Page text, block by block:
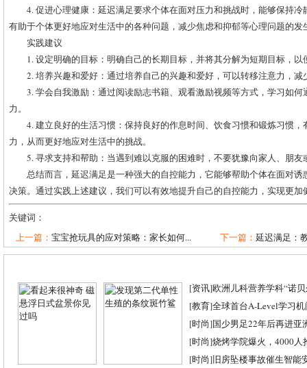
4. 促进心理健康：延迟满足要求个体在面对压力和挑战时，能够保持
有助于个体更好地应对生活中的各种问题，减少焦虑和抑郁等心理问题的发
实践建议
1. 设定明确的目标：明确自己的长期目标，并将其分解为短期目标，
2. 培养兴趣和爱好：通过培养自己的兴趣和爱好，可以转移注意力，
3. 学会自我激励：通过阅读励志书籍、观看激励视频等方式，学习如
力。
4. 建立良好的生活习惯：保持良好的作息时间、饮食习惯和锻炼习惯
力，从而更好地应对生活中的挑战。
5. 寻求支持和帮助：当遇到难以克服的困难时，不要犹豫向家人、朋
总结而言，延迟满足是一种强大的自控能力，它能够帮助个体在面对
决策。通过实践上述建议，我们可以有效地提升自己的自控能力，实现更
关键词：
上一篇： 宝宝抢玩具的应对策略：家长如何... 下一篇： 延迟满足：
[资讯]欧洲儿科营养学科“诺
[教育]全球首台A-Level学习
[时尚]国少男足22年后再进亚
[时尚]烧烤学院爆火，4000人
[时尚]旧房坠楼事故催生智能